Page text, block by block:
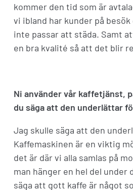
kommer den tid som är
vi ibland har kunder på
inte passar att städa. Samt
en bra kvalité så att det blir
Ni använder vår kaffetjänst,
du säga att den underlättar
Jag skulle säga att den
Kaffemaskinen är en viktig
det är där vi alla samlas på
man hänger en hel del under
säga att gott kaffe är något